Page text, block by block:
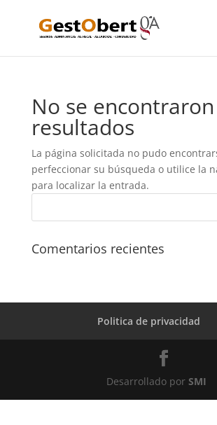
No se encontraron
resultados
La página solicitada no pudo
perfeccionar su búsqueda o utilice la
para localizar la entrada.
Comentarios recientes
Politica de privacidad
Desarrollado porSMI